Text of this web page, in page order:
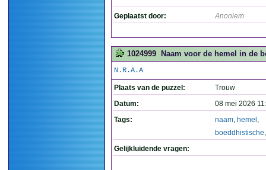
Geplaatst door: Anoniem
1024999 Naam voor de hemel in de
N.R.A.A
Plaats van de puzzel:
Trouw
Datum:
08 mei 2026
Tags:
naam, hemel ,
boeddhistische
Gelijkluidende vragen: